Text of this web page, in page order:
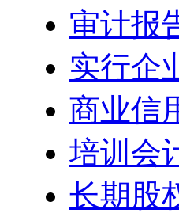
审计报
实行企
商业信
培训会
长期股